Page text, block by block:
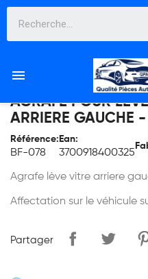

AGRAFE POUR
ARRIERE GAUCHE
Référence:
BF-078
Ean:
3700918400325
Agrafe lève vitre arriere
Affectation sur le véhicule
Partager